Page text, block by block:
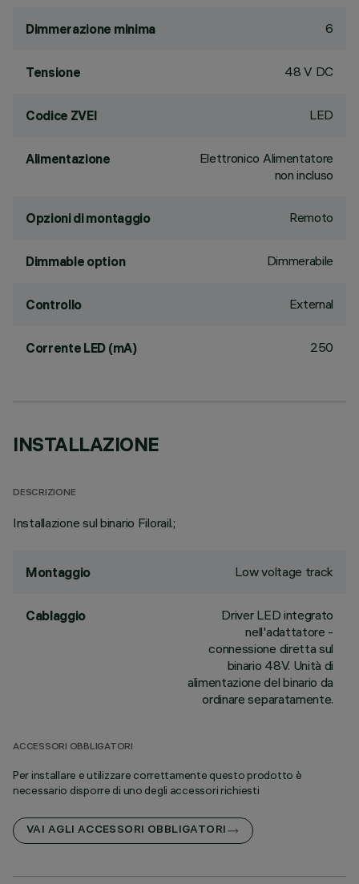
Dimmerazione minima 6
Tensione 48 V DC
Codice ZVEI LED
Alimentazione
Elettronico Alimentatore
non incluso
Opzioni di montaggio Remoto
Dimmable option Dimmerabile
Controllo External
Corrente LED (mA) 250
INSTALLAZIONE
DESCRIZIONE
Installazione sul binario Filorail.;
Montaggio Low voltage track
Cablaggio
Driver LED integrato
nell'adattatore -
connessione diretta sul
binario 48V. Unità di
alimentazione del binario da
ordinare separatamente.
ACCESSORI OBBLIGATORI
Per installare e utilizzare correttamente questo prodotto è
necessario disporre di uno degli accessori richiesti
VAI AGLI ACCESSORI OBBLIGATORI